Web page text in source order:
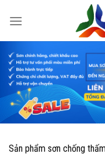
Sản phẩm sơn chống